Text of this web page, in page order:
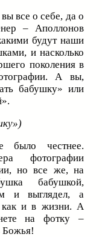
все о себе, да о
– Аполлонов
будут наши
и насколько
поколения в
А вы,
бабушку» или
было честнее.
фотографии
но все же, на
бабушкой,
и выглядел, а
и в жизни. А
на фотку –
Божья!